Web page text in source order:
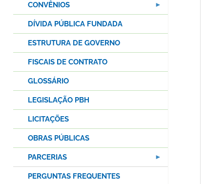
CONVÊNIOS
DÍVIDA PÚBLICA FUNDADA
ESTRUTURA DE GOVERNO
FISCAIS DE CONTRATO
GLOSSÁRIO
LEGISLAÇÃO PBH
LICITAÇÕES
OBRAS PÚBLICAS
PARCERIAS
PERGUNTAS FREQUENTES